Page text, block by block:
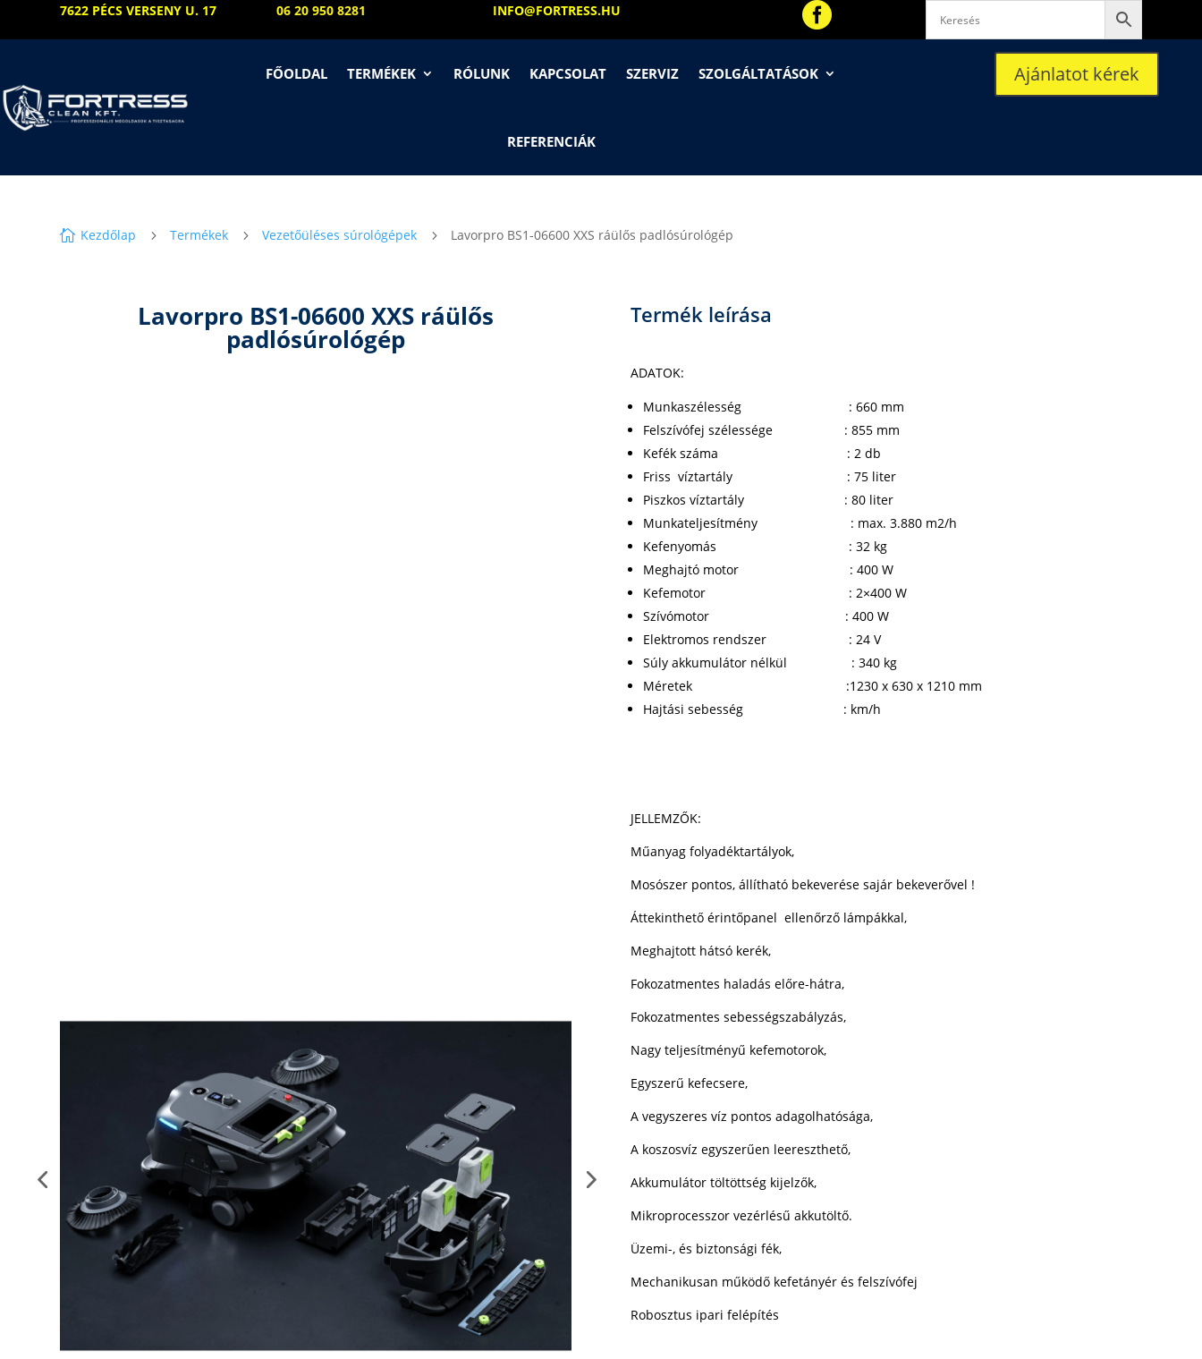
7622 PÉCS VERSENY U. 17 06 20 950 8281 INFO@FORTRESS.HU 
FŐOLDAL TERMÉKEK RÓLUNK KAPCSOLAT SZERVIZ SZOLGÁLTATÁSOK
REFERENCIÁK
Ajánlatot kérek
 Kezdőlap 5 Termékek 5 Vezetőüléses súrológépek 5 Lavorpro BS1-06600 XXS ráülős padlósúrológép
Lavorpro BS1-06600 XXS ráülős
padlósúrológép
Termék leírása
ADATOK:
Munkaszélesség : 660 mm
Felszívófej szélessége : 855 mm
Kefék száma : 2 db
Friss víztartály : 75 liter
Piszkos víztartály : 80 liter
Munkateljesítmény : max. 3.880 m2/h
Kefenyomás : 32 kg
Meghajtó motor : 400 W
Kefemotor : 2×400 W
Szívómotor : 400 W
Elektromos rendszer : 24 V
Súly akkumulátor nélkül : 340 kg
Méretek :1230 x 630 x 1210 mm
Hajtási sebesség : km/h
JELLEMZŐK:
Műanyag folyadéktartályok,
Mosószer pontos, állítható bekeverése sajár bekeverővel !
Áttekinthető érintőpanel ellenőrző lámpákkal,
Meghajtott hátsó kerék,
Fokozatmentes haladás előre-hátra,
Fokozatmentes sebességszabályzás,
Nagy teljesítményű kefemotorok,
Egyszerű kefecsere,
A vegyszeres víz pontos adagolhatósága,
A koszosvíz egyszerűen leereszthető,
Akkumulátor töltöttség kijelzők,
Mikroprocesszor vezérlésű akkutöltő.
Üzemi-, és biztonsági fék,
Mechanikusan működő kefetányér és felszívófej
Robosztus ipari felépítés